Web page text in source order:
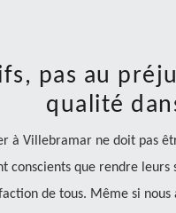
pas au
qualité
à Villebramar ne doit pas
que rendre leurs
de tous. Même si nous